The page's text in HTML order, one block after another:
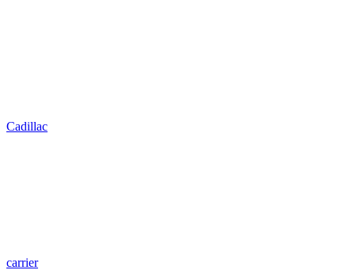
Cadillac
carrier